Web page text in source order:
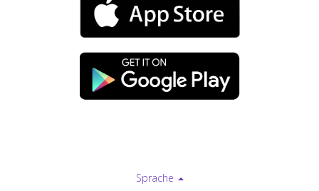
Sprache